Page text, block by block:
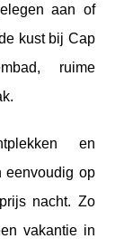
aan of
kust bij Cap
ruime
en
eenvoudig op
nacht. Zo
vakantie in